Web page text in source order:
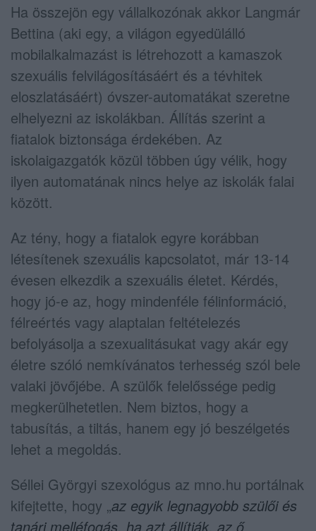
Ha összejön egy vállalkozónak akkor Langmár
Bettina (aki egy, a világon egyedülálló
mobilalkalmazást is létrehozott a kamaszok
szexuális felvilágosításáért és a tévhitek
eloszlatásáért) óvszer-automatákat szeretne
elhelyezni az iskolákban. Állítás szerint a
fiatalok biztonsága érdekében. Az
iskolaigazgatók közül többen úgy vélik, hogy
ilyen automatának nincs helye az iskolák falai
között.
Az tény, hogy a fiatalok egyre korábban
létesítenek szexuális kapcsolatot, már 13-14
évesen elkezdik a szexuális életet. Kérdés,
hogy jó-e az, hogy mindenféle félinformáció,
félreértés vagy alaptalan feltételezés
befolyásolja a szexualitásukat vagy akár egy
életre szóló nemkívánatos terhesség szól bele
valaki jövőjébe. A szülők felelőssége pedig
megkerülhetetlen. Nem biztos, hogy a
tabusítás, a tiltás, hanem egy jó beszélgetés
lehet a megoldás.
Séllei Györgyi szexológus az mno.hu portálnak
kifejtette, hogy „az egyik legnagyobb szülői és
tanári melléfogás, ha azt állítják, az ő